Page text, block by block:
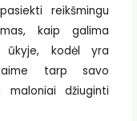
reikšmingu
kaip galima
ūkyje, kodėl yra
tarp savo
džiuginti